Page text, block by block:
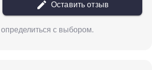
Оставить отзыв
с выбором.